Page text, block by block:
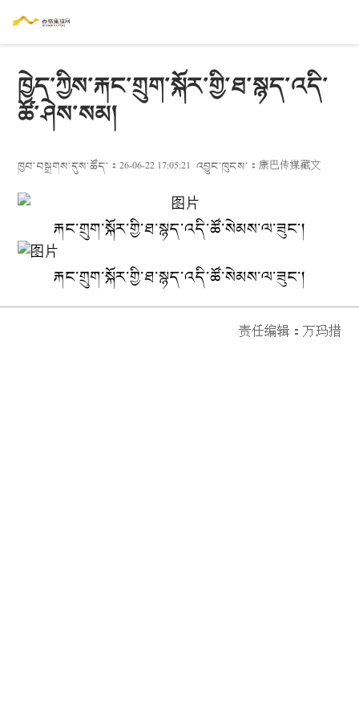
ཁྱེད་ཀྱིས་རྐང་གྲུག་སྐོར་གྱི་ཐ་སྙད་འདི་
ཚོ་ཤེས་སམ།
ཁྱབ་བསྒྲགས་དུས་ཚོད་：26-06-22 17:05:21 འབྱུང་ཁུངས་： 康巴传媒藏文
རྐང་གྲུག་སྐོར་གྱི་ཐ་སྙད་འདི་ཚོ་སེམས་ལ་ཟུང་།
རྐང་གྲུག་སྐོར་གྱི་ཐ་སྙད་འདི་ཚོ་སེམས་ལ་ཟུང་།
责任编辑： 万玛措